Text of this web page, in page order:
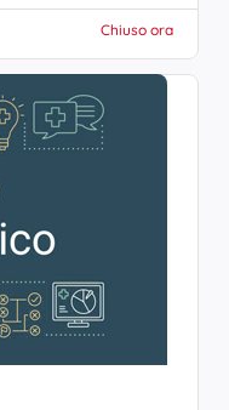
Chiuso ora